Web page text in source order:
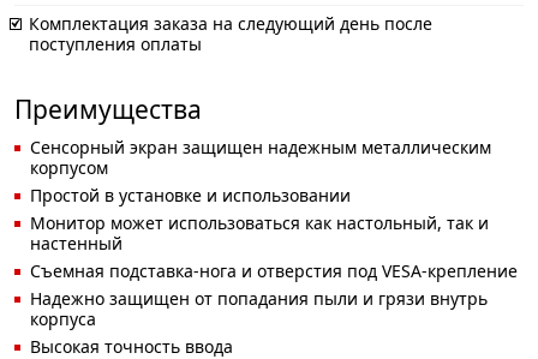
Комплектация заказа на следующий день после
поступления оплаты
Преимущества
Сенсорный экран защищен надежным металлическим
корпусом
Простой в установке и использовании
Монитор может использоваться как настольный, так и
настенный
Съемная подставка-нога и отверстия под VESA-крепление
Надежно защищен от попадания пыли и грязи внутрь
корпуса
Высокая точность ввода